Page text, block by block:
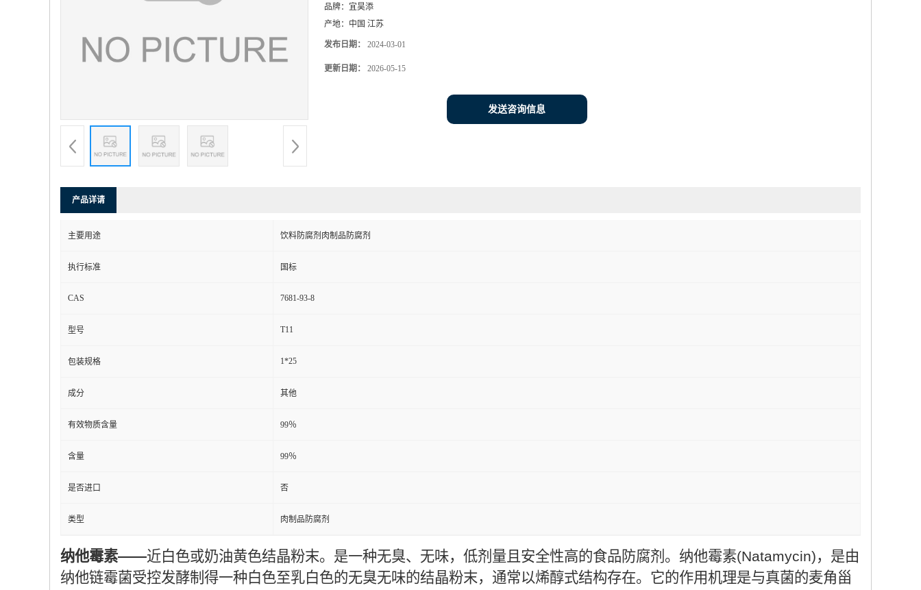
品牌： 宜昊添
产地： 中国 江苏
发布日期： 2024-03-01
更新日期： 2026-05-15
发送咨询信息
产品详请
主要用途 饮料防腐剂肉制品防腐剂
执行标准 国标
CAS 7681-93-8
型号 T11
包装规格 1*25
成分 其他
有效物质含量 99％
含量 99％
是否进口 否
类型 肉制品防腐剂
纳他霉素——近白色或奶油黄色结晶粉末。是一种无臭、无味，低剂量且安全性高的食品防腐剂。纳他霉素(Natamycin)，是由
纳他链霉菌受控发酵制得一种白色至乳白色的无臭无味的结晶粉末，通常以烯醇式结构存在。它的作用机理是与真菌的麦角甾